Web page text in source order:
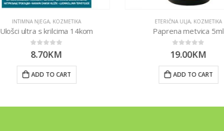
INTIMNA NJEGA, KOZMETIKA
Ulošci ultra s krilcima 14kom
0out of 5
8.70KM
ADD TO CART
ETERIČNA ULJA, KOZMETIKA
Paprena metvica 5ml
0 out of 5
19.00KM
ADD TO CART